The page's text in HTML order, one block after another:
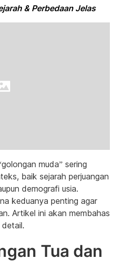
& Perbedaan Jelas
muda” sering
baik sejarah perjuangan
demografi usia.
keduanya penting agar
Artikel ini akan membahas
Tua dan